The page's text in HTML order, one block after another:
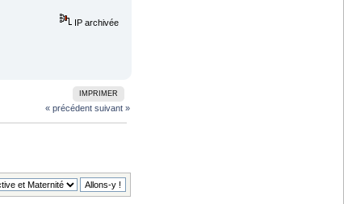
IP archivée
IMPRIMER
« précédent suivant »